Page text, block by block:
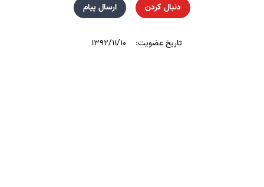
دنبال کردن ارسال پیام
تاریخ عضویت: ۱۳۹۲/۱۱/۱۰